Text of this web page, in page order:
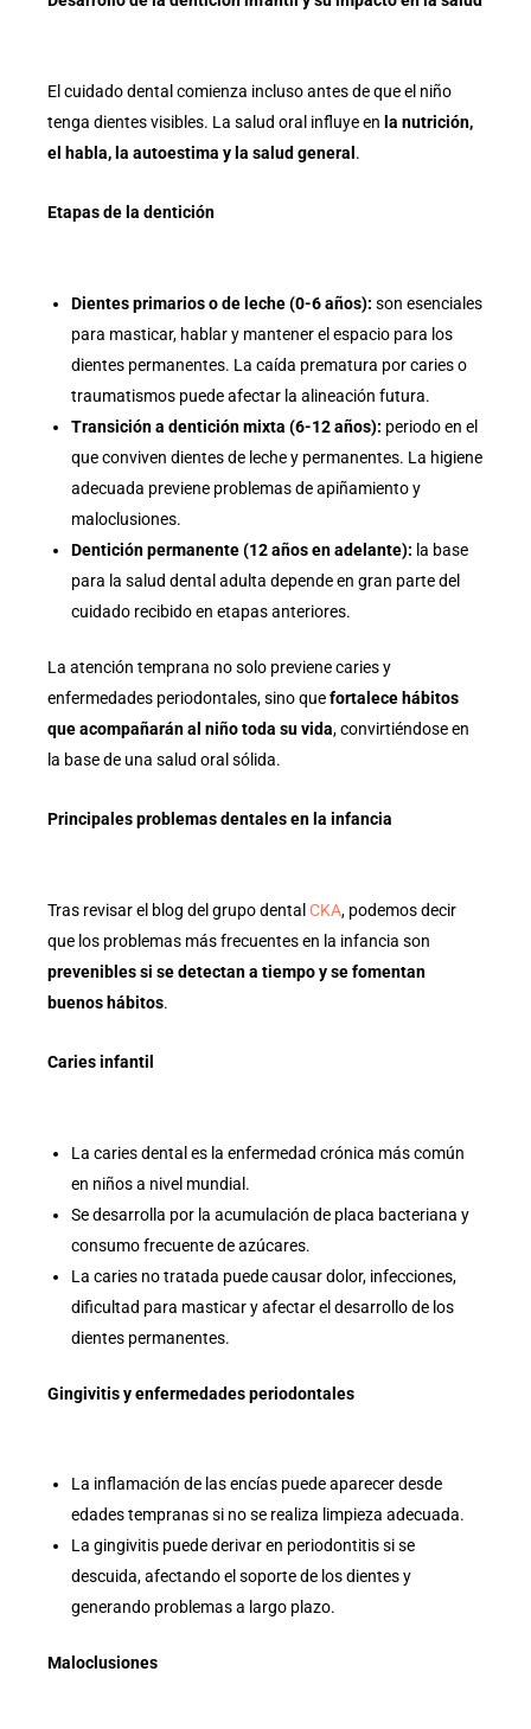
El cuidado dental comienza incluso antes de que el niño
tenga dientes visibles. La salud oral influye en la nutrición,
el habla, la autoestima y la salud general .
Etapas de la dentición
Dientes primarios o de leche (0-6 años): son esenciales
para masticar, hablar y mantener el espacio para los
dientes permanentes. La caída prematura por caries o
traumatismos puede afectar la alineación futura.
Transición a dentición mixta (6-12 años): periodo en el
que conviven dientes de leche y permanentes. La higiene
adecuada previene problemas de apiñamiento y
maloclusiones.
Dentición permanente (12 años en adelante): la base
para la salud dental adulta depende en gran parte del
cuidado recibido en etapas anteriores.
La atención temprana no solo previene caries y
enfermedades periodontales, sino quefortalece hábitos
que acompañarán al niño toda su vida, convirtiéndose en
la base de una salud oral sólida.
Principales problemas dentales en la infancia
Tras revisar el blog del grupo dental CKA, podemos decir
que los problemas más frecuentes en la infancia son
prevenibles si se detectan a tiempo y se fomentan
buenos hábitos.
Caries infantil
La caries dental es la enfermedad crónica más común
en niños a nivel mundial.
Se desarrolla por la acumulación de placa bacteriana y
consumo frecuente de azúcares.
La caries no tratada puede causar dolor, infecciones,
dificultad para masticar y afectar el desarrollo de los
dientes permanentes.
Gingivitis y enfermedades periodontales
La inflamación de las encías puede aparecer desde
edades tempranas si no se realiza limpieza adecuada.
La gingivitis puede derivar en periodontitis si se
descuida, afectando el soporte de los dientes y
generando problemas a largo plazo.
Maloclusiones